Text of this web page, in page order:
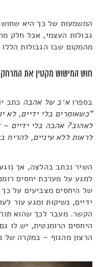
המשמעות של כך היא שחוש
גבולות העצמי, אבל חלק
מהמקום שבו הגבולות
חוש המישוש מקטין את המרחק
בספרוא־ב של אהבה כתב
"כשאומרים בלי ידיים, לא
לאהוב? אהבה בלי ידיים –
לראות ללא עיניים,
השיר נכתב בהלצה, אך
למגע על מערכת יחסים
של היחסים מצביעים על
ידיים, נשיקות ומגע עור
הקשר. מעבר לכך שהוא
היחסים הרומנטית, יש לו
הרצון מהגוף – במקרה של